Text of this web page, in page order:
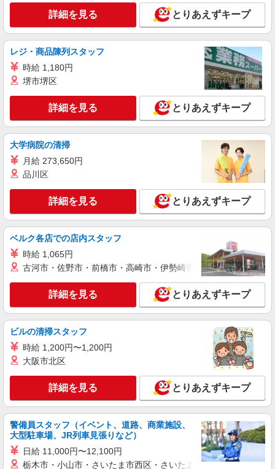
株式会社パソナ・大阪/OKW6001169702
NEW
時給1600円 月収例：256000円 ★交通費規定に
キープ 詳細を見る
派遣社員
株式会社パソナ・大阪/OKW6001177919
NEW
月給241000円 ★交通費規定に基づき交通費支
給
大阪府大阪市北区（淀屋橋駅）
キープ 詳細を見る
派遣社員
株式会社パソナ・大阪/OKW6001167538
NEW
一般事務
月給254300円 ★交通費規定に基づき交通費支
給
大阪府大阪市北区（大阪メトロ四つ橋線肥後橋
駅）
キープ 詳細を見る
株式会社パソナ・大阪(NO.600117454001)
NEW
一般事務/広報事務
月給266800円 ★交通費規定に基づき交通費支
大阪府大阪市北区（大阪駅）
詳細を見る とりあえずキープ
レジ・商品陳列スタッフ
時給 1,180円
堺市堺区
詳細を見る とりあえずキープ
大学病院の清掃
月給 273,650円
品川区
詳細を見る とりあえずキープ
ベルク各店での店内スタッフ
時給 1,065円
古河市・佐野市・前橋市・高崎市・伊勢崎市・太田市・館林市
詳細を見る とりあえずキープ
ビルの清掃スタッフ
時給 1,200円〜1,200円
大阪市北区
詳細を見る とりあえずキープ
警備員スタッフ（イベント、道路、商業施設、
大型駐車場、JR列車見張りなど）
日給 11,000円〜12,100円
栃木市・小山市・さいたま市西区・さいたま市岩槻区・久喜市・